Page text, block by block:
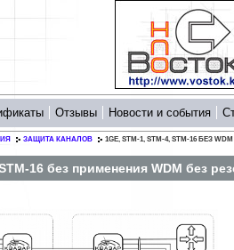
Отзывы Новости и события
ЗАЩИТА КАНАЛОВ 1GE, STM-1, STM-4, STM-16 БЕЗ
16 без применения WDM без